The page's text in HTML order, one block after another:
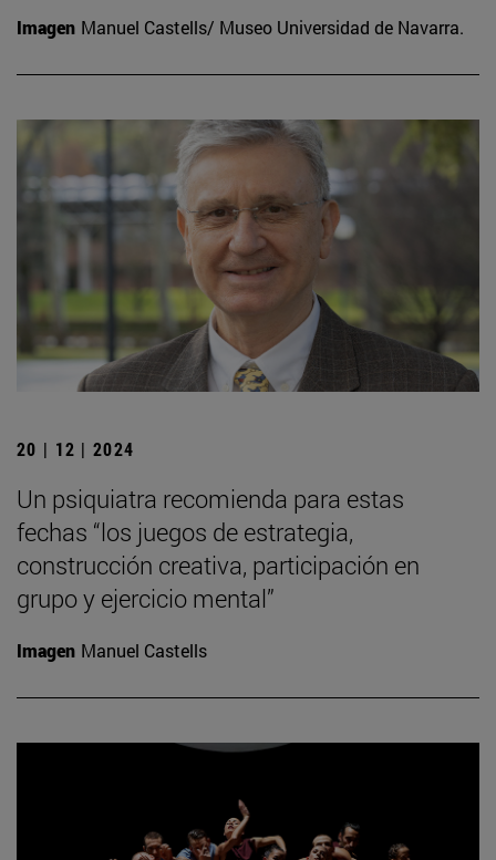
Imagen Manuel Castells/ Museo Universidad de Navarra.
20 | 12 | 2024
Un psiquiatra recomienda para estas
fechas “los juegos de estrategia,
construcción creativa, participación en
grupo y ejercicio mental”
Imagen Manuel Castells